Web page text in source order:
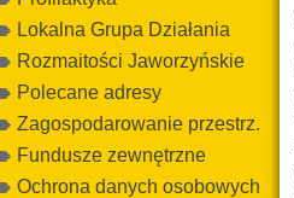
Lokalna Grupa Działania
Rozmaitości Jaworzyńskie
Polecane adresy
Zagospodarowanie przestrz.
Fundusze zewnętrzne
Ochrona danych osobowych